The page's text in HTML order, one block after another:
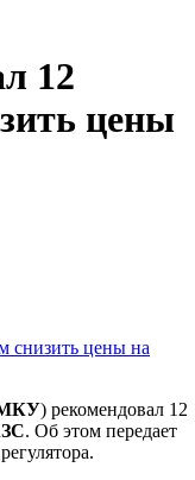
12
цены
) рекомендовал 12
. Об этом передает